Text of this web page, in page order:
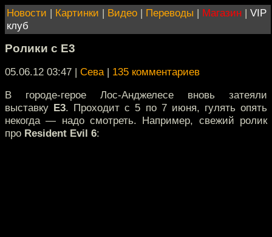
Новости | Картинки | Видео | Переводы | Магазин | VIP
клуб
Ролики с E3
05.06.12 03:47 | Сева| 135 комментариев
В городе-герое Лос-Анджелесе вновь затеяли
выставку E3. Проходит с 5 по 7 июня, гулять опять
некогда — надо смотреть. Например, свежий ролик
про Resident Evil 6: